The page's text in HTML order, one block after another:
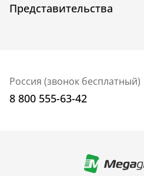
Представительства
Россия (звонок бесплатный)
8 800 555-63-42
+7 (499) 705-30-10